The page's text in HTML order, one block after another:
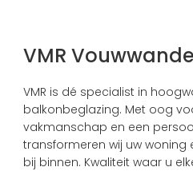
VMR
VMR is dé specialist in
balkonbeglazing. Met oog
vakmanschap en een
transformeren wij uw woning
bij binnen. Kwaliteit waar u